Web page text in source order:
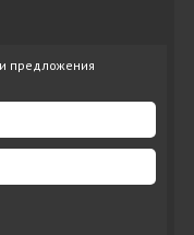
предложения